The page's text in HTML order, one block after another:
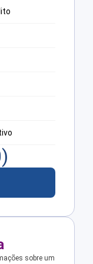
)
sobre um